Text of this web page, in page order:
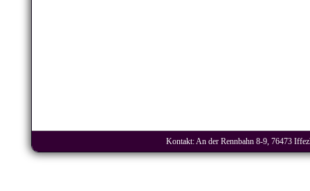
Kontakt: An der Rennbahn 8-9, 76473